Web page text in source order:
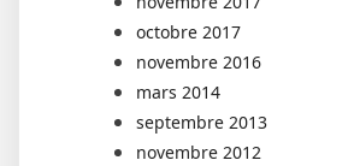
octobre 2017
novembre 2016
mars 2014
septembre 2013
novembre 2012